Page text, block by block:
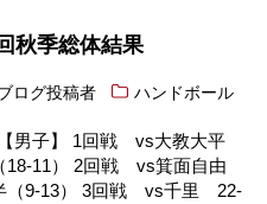
秋季総体結果
ログ投稿者 ハンドボール
男子】 1回戦 vs大教大平
18-11） 2回戦 vs箕面自由
（9-13） 3回戦 vs千里 22-